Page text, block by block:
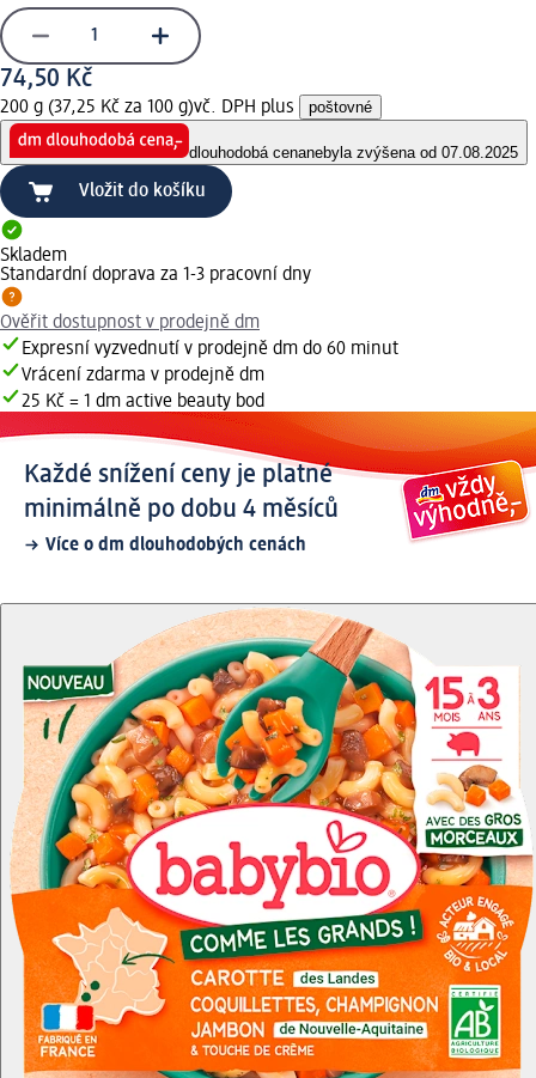
74,50 Kč
200 g (37,25 Kč za 100 g)vč. DPH plus poštovné
dlouhodobá cenanebyla zvýšena od 07.08.2025
Vložit do košíku
Skladem
Standardní doprava za 1-3 pracovní dny
Ověřit dostupnost v prodejně dm
Expresní vyzvednutí v prodejně dm do 60 minut
Vrácení zdarma v prodejně dm
25 Kč = 1 dm active beauty bod
Každé snížení ceny je platné
minimálně po dobu 4 měsíců
Více o dm dlouhodobých cenách